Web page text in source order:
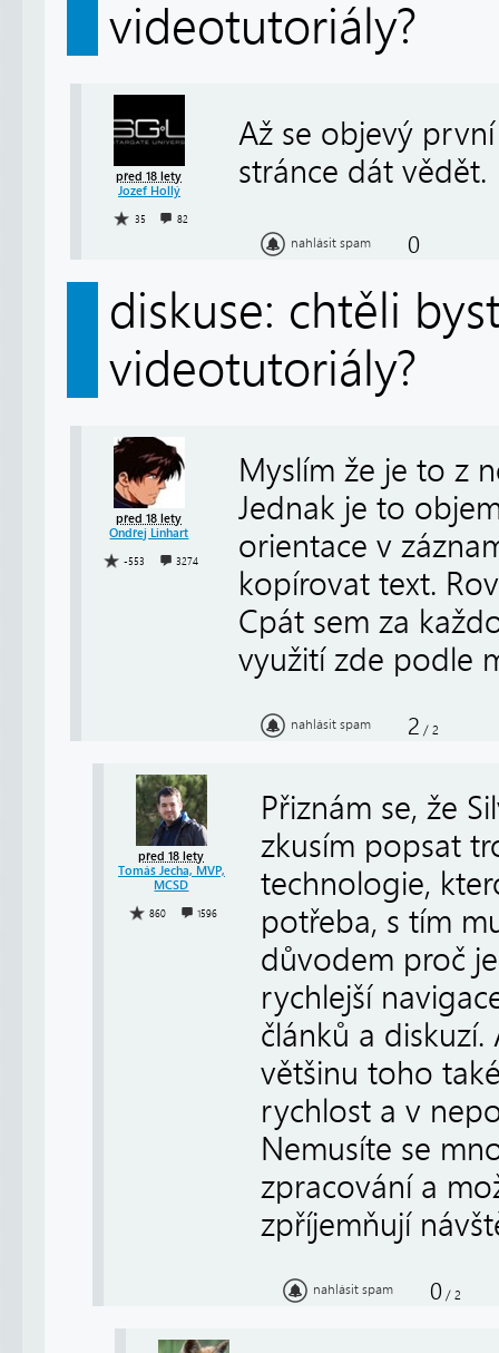
videotutoriály?
před 18 lety
Jozef Hollý
35 82
Až se objevý
stránce dát vědět.
nahlásit spam 0
diskuse: chtěli
videotutoriály?
před 18 lety
Ondřej Linhart
-553 3274
Myslím že je to z
Jednak je to
orientace v
kopírovat text.
Cpát sem za
využití zde podle
nahlásit spam 2 / 2
před 18 lety
Tomáš Jecha, MVP,
MCSD
860 1596
Přiznám se, že
zkusím popsat
technologie,
potřeba, s tím
důvodem proč
rychlejší
článků a diskuzí.
většinu toho
rychlost a v
Nemusíte se
zpracování a
zpříjemňují
nahlásit spam 0 / 2